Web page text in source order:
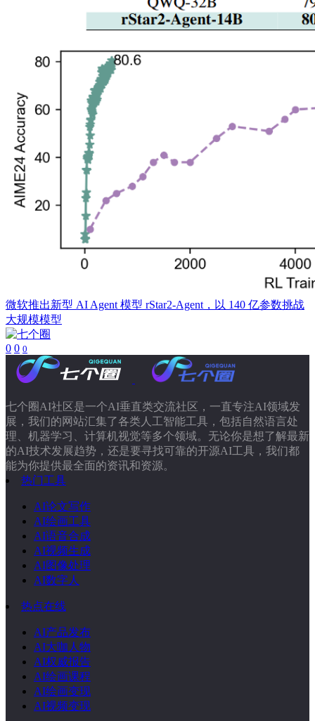
​微软推出新型 AI Agent 模型 rStar2-Agent，以 140 亿参数挑战
大规模模型
0 0 0
七个圈AI社区是一个AI垂直类交流社区，一直专注AI领域发
展，我们的网站汇集了各类人工智能工具，包括自然语言处
理、机器学习、计算机视觉等多个领域。无论你是想了解最新
的AI技术发展趋势，还是要寻找可靠的开源AI工具，我们都
能为你提供最全面的资讯和资源。
热门工具
AI论文写作
AI绘画工具
AI语音合成
AI视频生成
AI图像处理
AI数字人
热点在线
AI产品发布
AI大咖人物
AI权威报告
AI绘画课程
AI绘画变现
AI视频变现